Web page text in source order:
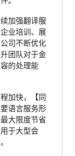
加强翻译服
业培训、展
司不断优化
团队对于金
的处理能
加快，【同
语言服务形
大限度节省
于大型会